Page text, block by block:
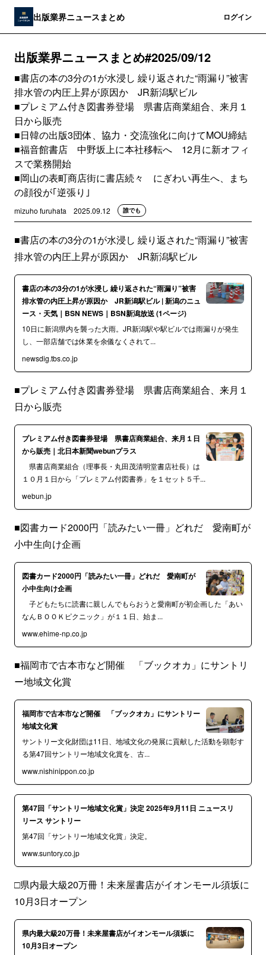
出版業界ニュースまとめ ログイン
出版業界ニュースまとめ#2025/09/12
■書店の本の3分の1が水浸し 繰り返された“雨漏り”被害
排水管の内圧上昇が原因か JR新潟駅ビル
■プレミアム付き図書券登場 県書店商業組合、来月１
日から販売
■日韓の出版3団体、協力・交流強化に向けてMOU締結
■福音館書店 中野坂上に本社移転へ 12月に新オフィ
スで業務開始
■岡山の表町商店街に書店続々 にぎわい再生へ、まち
の顔役が｢逆張り｣
mizuho furuhata 2025.09.12 誰でも
■書店の本の3分の1が水浸し 繰り返された“雨漏り”被害
排水管の内圧上昇が原因か JR新潟駅ビル
書店の本の3分の1が水浸し 繰り返された“雨漏り”被害
排水管の内圧上昇が原因か JR新潟駅ビル | 新潟のニュ
ース・天気｜BSN NEWS｜BSN新潟放送 (1ページ)
10日に新潟県内を襲った大雨。JR新潟駅や駅ビルでは雨漏りが発生
し、一部店舗では休業を余儀なくされて...
newsdig.tbs.co.jp
■プレミアム付き図書券登場 県書店商業組合、来月１
日から販売
プレミアム付き図書券登場 県書店商業組合、来月１日
から販売｜北日本新聞webunプラス
県書店商業組合（理事長・丸田茂清明堂書店社長）は
１０月１日から「プレミアム付図書券」を１セット５千...
webun.jp
■図書カード2000円「読みたい一冊」どれだ 愛南町が
小中生向け企画
図書カード2000円「読みたい一冊」どれだ 愛南町が
小中生向け企画
子どもたちに読書に親しんでもらおうと愛南町が初企画した「あい
なんＢＯＯＫピクニック」が１１日、始ま...
www.ehime-np.co.jp
■福岡市で古本市など開催 「ブックオカ」にサントリ
ー地域文化賞
福岡市で古本市など開催 「ブックオカ」にサントリー
地域文化賞
サントリー文化財団は11日、地域文化の発展に貢献した活動を顕彰す
る第47回サントリー地域文化賞を、古...
www.nishinippon.co.jp
第47回「サントリー地域文化賞」決定 2025年9月11日 ニュースリ
リース サントリー
第47回「サントリー地域文化賞」決定。
www.suntory.co.jp
□県内最大級20万冊！未来屋書店がイオンモール須坂に
10月3日オープン
県内最大級20万冊！未来屋書店がイオンモール須坂に
10月3日オープン